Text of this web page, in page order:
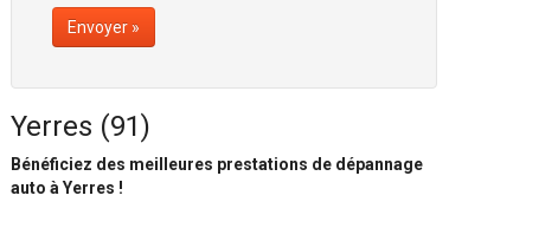
Envoyer »
Yerres (91)
Bénéficiez des meilleures prestations de dépannage
auto à Yerres !